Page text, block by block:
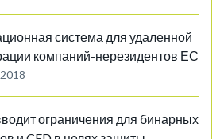
система для удаленной
компаний-нерезидентов ЕС
ограничения для бинарных